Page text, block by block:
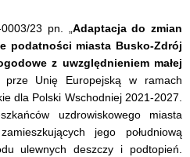
23 pn. „ Adaptacja do zmian
podatności miasta Busko-Zdrój
z uwzględnieniem małej
prze Unię Europejską w ramach
dla Polski Wschodniej 2021-2027.
uzdrowiskowego miasta
jego południową
ulewnych deszczy i podtopień.